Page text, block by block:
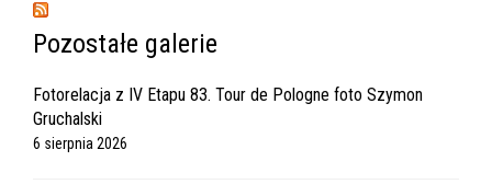
Pozostałe galerie
Fotorelacja z IV Etapu 83. Tour de Pologne foto Szymon
Gruchalski
6 sierpnia 2026